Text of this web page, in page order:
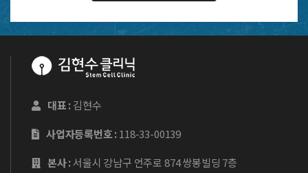
대표 :김현수
사업자등록번호 :118-33-00139
본사 :서울시 강남구 언주로 874 쌍봉빌딩 7층